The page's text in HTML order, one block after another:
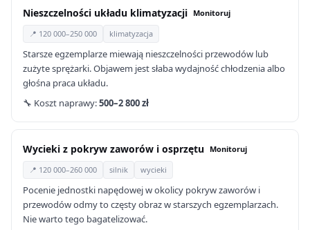
Nieszczelności układu klimatyzacji Monitoruj
📍 120 000–250 000 klimatyzacja
Starsze egzemplarze miewają nieszczelności przewodów lub
zużyte sprężarki. Objawem jest słaba wydajność chłodzenia albo
głośna praca układu.
🔧 Koszt naprawy:500–2 800 zł
Wycieki z pokryw zaworów i osprzętu Monitoruj
📍 120 000–260 000 silnik wycieki
Pocenie jednostki napędowej w okolicy pokryw zaworów i
przewodów odmy to częsty obraz w starszych egzemplarzach.
Nie warto tego bagatelizować.